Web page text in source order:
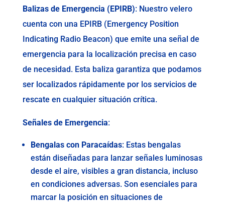
Balizas de Emergencia (EPIRB): Nuestro velero
cuenta con una EPIRB (Emergency Position
Indicating Radio Beacon) que emite una señal de
emergencia para la localización precisa en caso
de necesidad. Esta baliza garantiza que podamos
ser localizados rápidamente por los servicios de
rescate en cualquier situación crítica.
Señales de Emergencia:
Bengalas con Paracaídas: Estas bengalas
están diseñadas para lanzar señales luminosas
desde el aire, visibles a gran distancia, incluso
en condiciones adversas. Son esenciales para
marcar la posición en situaciones de